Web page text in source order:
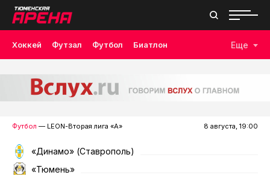
Хоккей Футзал Футбол Биатлон Еще
Футбол — LEON-Вторая лига «А» 8 августа, 19:00
«Динамо» (Ставрополь)
«Тюмень»